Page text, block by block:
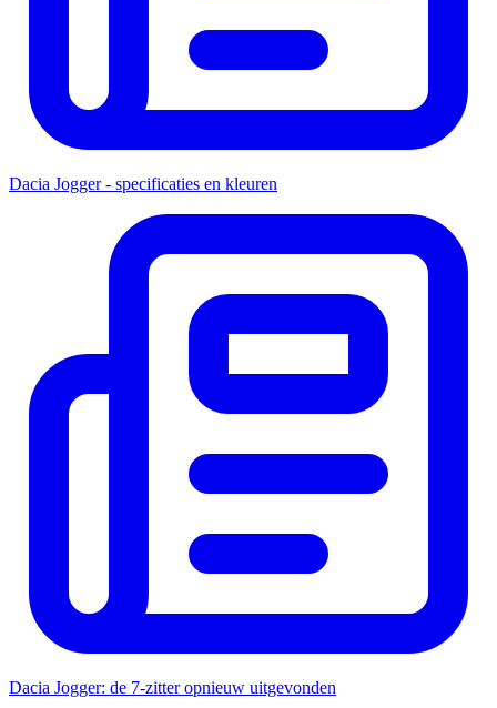
Dacia Jogger - specificaties en kleuren
Dacia Jogger: de 7-zitter opnieuw uitgevonden